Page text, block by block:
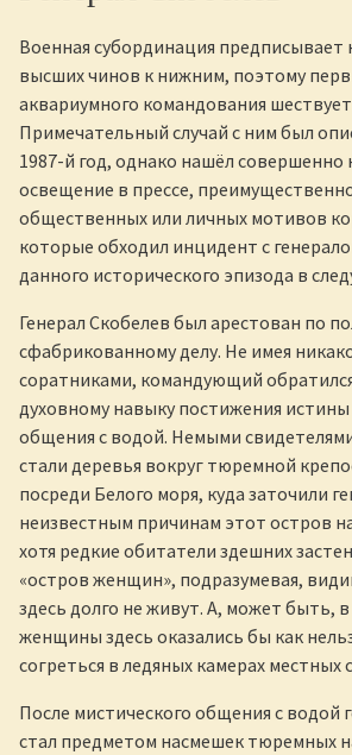
Военная субординация предписывает
высших чинов к нижним, поэтому
аквариумного командования
Примечательный случай с ним был
1987-й год, однако нашёл совершенно
освещение в прессе,
общественных или личных мотивов
которые обходил инцидент с
данного исторического эпизода в
Генерал Скобелев был арестован по
сфабрикованному делу. Не имея
соратниками, командующий
духовному навыку постижения
общения с водой. Немыми
стали деревья вокруг тюремной
посреди Белого моря, куда заточили
неизвестным причинам этот остров
хотя редкие обитатели здешних
«остров женщин», подразумевая,
здесь долго не живут. А, может быть,
женщины здесь оказались бы как
согреться в ледяных камерах местных
После мистического общения с водой
стал предметом насмешек тюремных